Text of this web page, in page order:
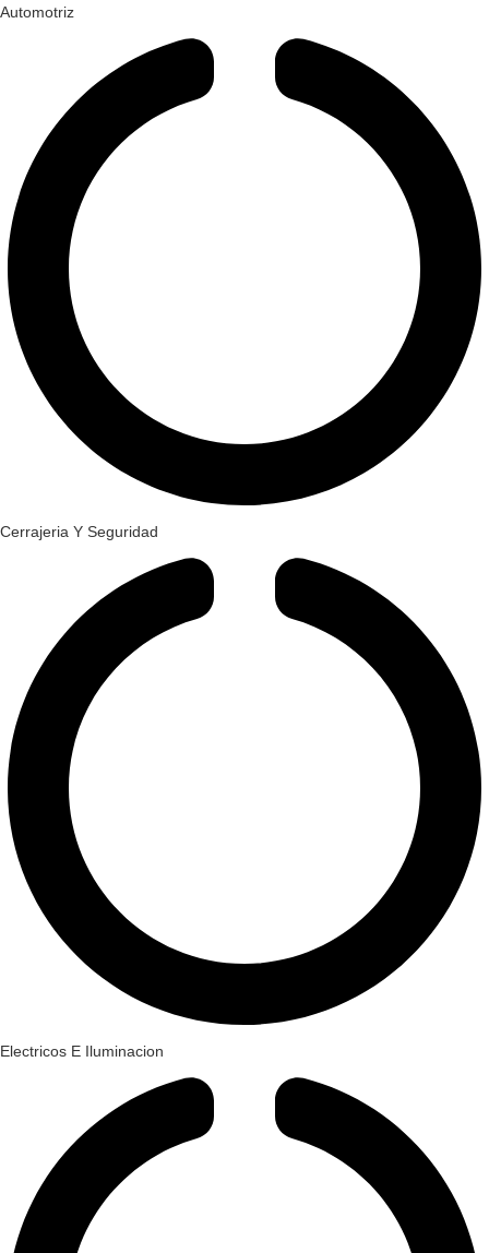
Automotriz
Cerrajeria Y Seguridad
Electricos E Iluminacion